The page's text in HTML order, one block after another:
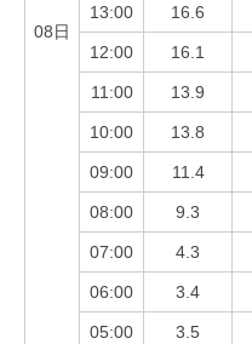
08日
13:00 16.6
12:00 16.1
11:00 13.9
10:00 13.8
09:00 11.4
08:00 9.3
07:00 4.3
06:00 3.4
05:00 3.5